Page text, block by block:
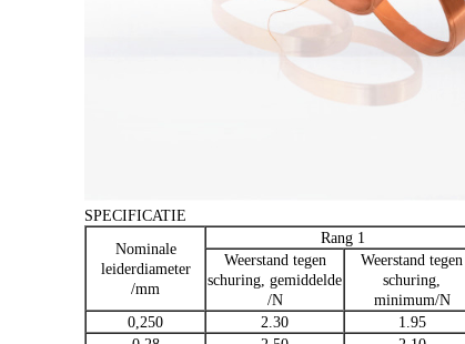
SPECIFICATIE
Nominale
leiderdiameter
/mm
Rang 1
Weerstand tegen
schuring, gemiddelde
/N
Weerstand tegen
schuring,
minimum/N
0,250
2.30 1.95